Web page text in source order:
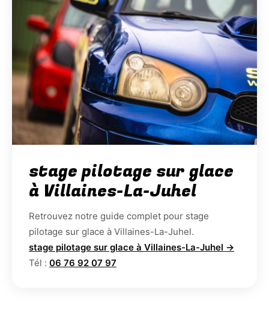
stage pilotage sur glace
à Villaines-La-Juhel
Retrouvez notre guide complet pour stage
pilotage sur glace à Villaines-La-Juhel.
stage pilotage sur glace à Villaines-La-Juhel →
Tél : 06 76 92 07 97